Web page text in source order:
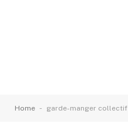
Home - garde-manger collectif